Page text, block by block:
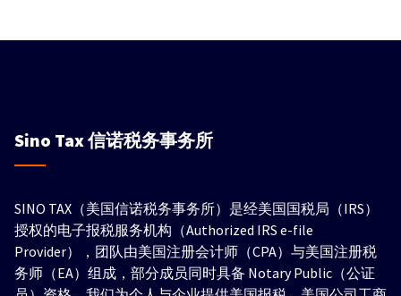
Sino Tax信诺税务事务所
SINO TAX（美国信诺税务事务所）是经美国国税局（IRS）
授权的电子报税服务机构（Authorized IRS e-file
Provider），团队由美国注册会计师（CPA）与美国注册税
务师（EA）组成，部分成员同时具备 Notary Public（公证